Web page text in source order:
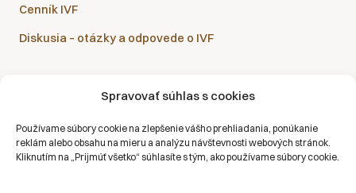
Spravovať súhlas s cookies
Používame súbory cookie na zlepšenie vášho prehliadania, ponúkanie
reklám alebo obsahu na mieru a analýzu návštevnosti webových stránok.
Kliknutím na „Prijmúť všetko“ súhlasíte s tým, ako používame súbory cookie.
Cenník IVF
Diskusia – otázky a odpovede o IVF
Sanatórium Helios je partnerom všetkých zdravotných
poisťovní: